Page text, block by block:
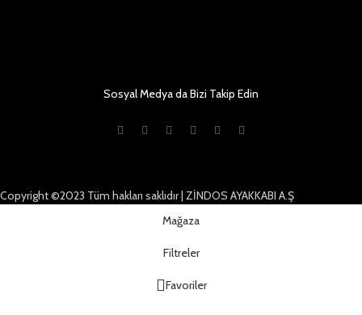
Sosyal Medya da Bizi Takip Edin
Copyright ©2023 Tüm hakları saklıdır | ZİNDOS AYAKKABI A.Ş
Mağaza
Filtreler
Favoriler